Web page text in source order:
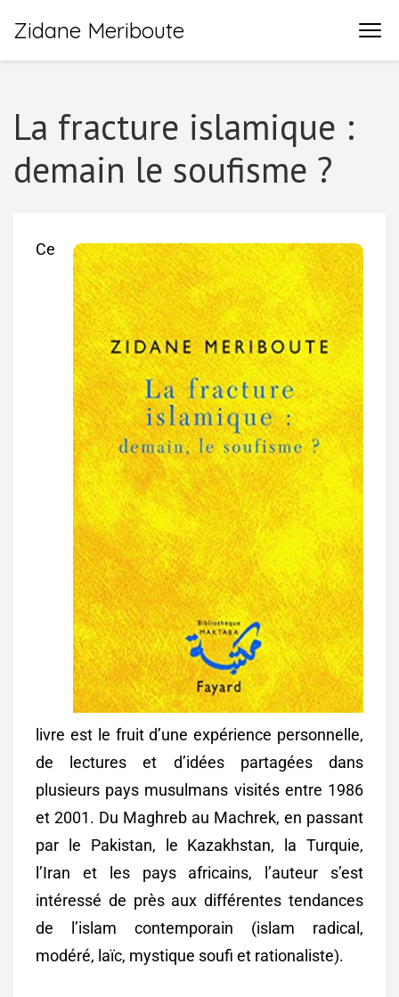
Zidane Meriboute
La fracture islamique :
demain le soufisme ?
Ce
livre est le fruit d’une expérience personnelle,
de lectures et d’idées partagées dans
plusieurs pays musulmans visités entre 1986
et 2001. Du Maghreb au Machrek, en passant
par le Pakistan, le Kazakhstan, la Turquie,
l’Iran et les pays africains, l’auteur s’est
intéressé de près aux différentes tendances
de l’islam contemporain (islam radical,
modéré, laïc, mystique soufi et rationaliste).